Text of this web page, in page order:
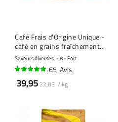
Café Frais d'Origine Unique -
café en grains fraîchement
torréfié - 7 x 250g
Saveurs diverses 8 - Fort
65 Avis
39,95 22,83 / kg